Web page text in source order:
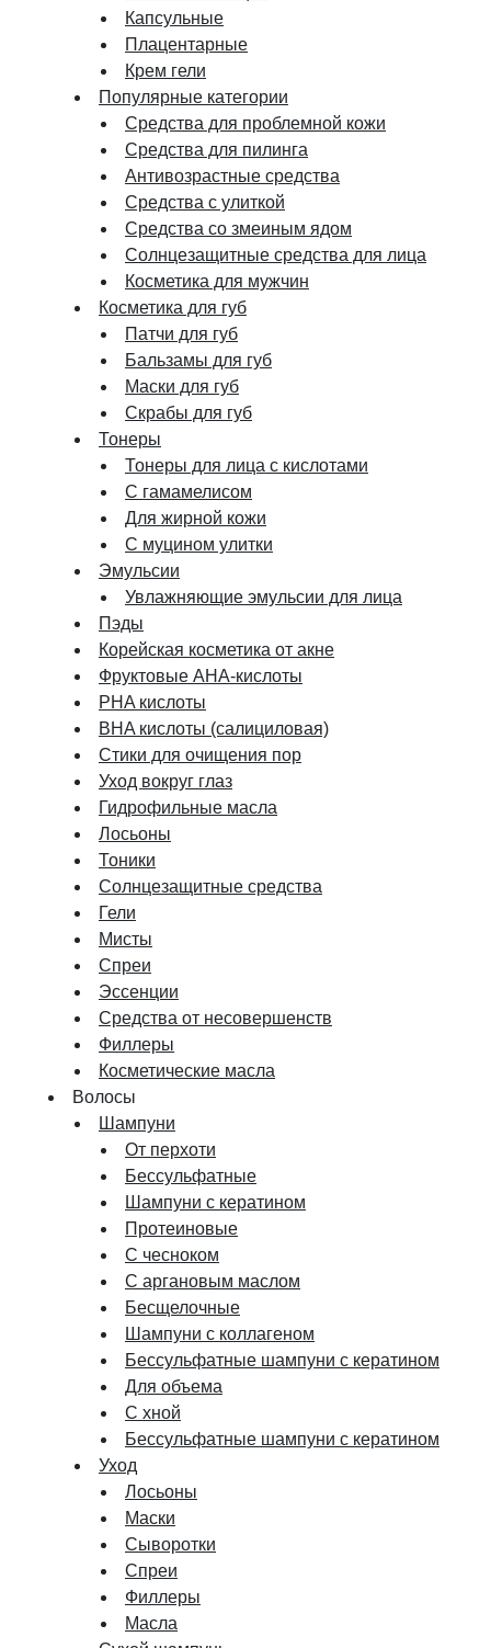
Капсульные
Плацентарные
Крем гели
Популярные категории
Средства для проблемной кожи
Средства для пилинга
Антивозрастные средства
Средства с улиткой
Средства со змеиным ядом
Солнцезащитные средства для лица
Косметика для мужчин
Косметика для губ
Патчи для губ
Бальзамы для губ
Маски для губ
Скрабы для губ
Тонеры
Тонеры для лица с кислотами
С гамамелисом
Для жирной кожи
С муцином улитки
Эмульсии
Увлажняющие эмульсии для лица
Пэды
Корейская косметика от акне
Фруктовые AHA-кислоты
PHA кислоты
BHA кислоты (салициловая)
Стики для очищения пор
Уход вокруг глаз
Гидрофильные масла
Лосьоны
Тоники
Солнцезащитные средства
Гели
Мисты
Спреи
Эссенции
Средства от несовершенств
Филлеры
Косметические масла
Волосы
Шампуни
От перхоти
Бессульфатные
Шампуни с кератином
Протеиновые
С чесноком
С аргановым маслом
Бесщелочные
Шампуни с коллагеном
Бессульфатные шампуни с кератином
Для объема
С хной
Бессульфатные шампуни с кератином
Уход
Лосьоны
Маски
Сыворотки
Спреи
Филлеры
Масла